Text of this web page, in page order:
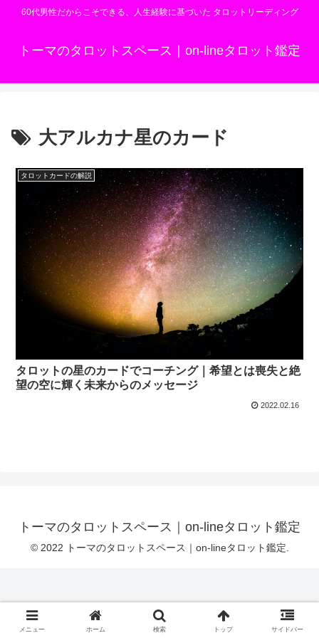
60代男性だからこそできる、人生経験に基づいた タロットリーディング
トーマのタロットスペース｜on-lineタロット鑑定
大アルカナ星のカード
タロットカードの解説
タロットの星のカードでコーチング｜希望とは喪失と絶
望の空に輝く未来からのメッセージ
2022.02.16
トーマのタロットスペース｜on-lineタロット鑑定
© 2022 トーマのタロットスペース｜on-lineタロット鑑定.
メニュー ホーム 検索 トップ サイドバー